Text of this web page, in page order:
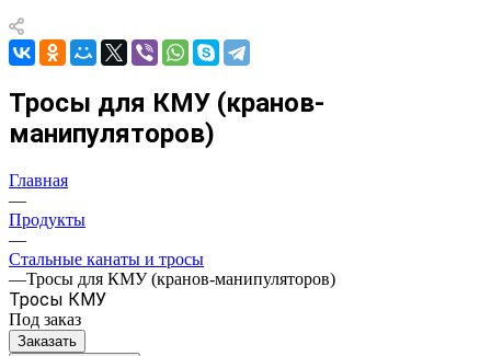
Тросы для КМУ (кранов-
манипуляторов)
Главная
—
Продукты
—
Стальные канаты и тросы
—Тросы для КМУ (кранов-манипуляторов)
Тросы КМУ
Под заказ
Заказать